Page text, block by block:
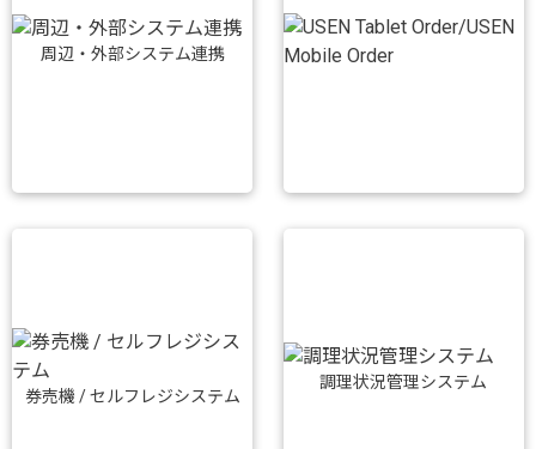
周辺・外部システム連携
券売機 / セルフレジシステム
調理状況管理システム